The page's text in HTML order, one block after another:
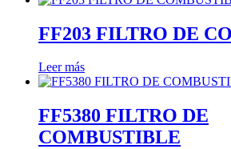
FF203 FILTRO DE
Leer más
FF5380 FILTRO DE
COMBUSTIBLE